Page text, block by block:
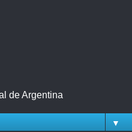
de Argentina
▼